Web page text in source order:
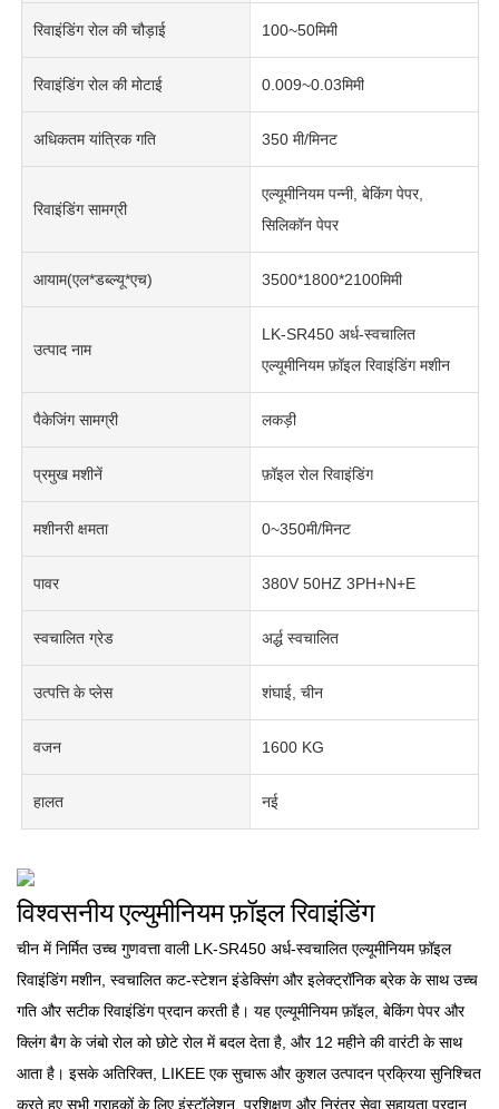
रिवाइंडिंग रोल की चौड़ाई 100~50मिमी
रिवाइंडिंग रोल की मोटाई 0.009~0.03मिमी
अधिकतम यांत्रिक गति 350 मी/मिनट
रिवाइंडिंग सामग्री
एल्यूमीनियम पन्नी, बेकिंग पेपर,
सिलिकॉन पेपर
आयाम(एल*डब्ल्यू*एच) 3500*1800*2100मिमी
उत्पाद नाम
LK-SR450 अर्ध-स्वचालित
एल्यूमीनियम फ़ॉइल रिवाइंडिंग मशीन
पैकेजिंग सामग्री लकड़ी
प्रमुख मशीनें फ़ॉइल रोल रिवाइंडिंग
मशीनरी क्षमता 0~350मी/मिनट
पावर 380V 50HZ 3PH+N+E
स्वचालित ग्रेड अर्द्ध स्वचालित
उत्पत्ति के प्लेस शंघाई, चीन
वजन 1600 KG
हालत नई
विश्वसनीय एल्युमीनियम फ़ॉइल रिवाइंडिंग
चीन में निर्मित उच्च गुणवत्ता वाली LK-SR450 अर्ध-स्वचालित एल्यूमीनियम फ़ॉइल
रिवाइंडिंग मशीन, स्वचालित कट-स्टेशन इंडेक्सिंग और इलेक्ट्रॉनिक ब्रेक के साथ उच्च
गति और सटीक रिवाइंडिंग प्रदान करती है। यह एल्यूमीनियम फ़ॉइल, बेकिंग पेपर और
क्लिंग बैग के जंबो रोल को छोटे रोल में बदल देता है, और 12 महीने की वारंटी के साथ
आता है। इसके अतिरिक्त, LIKEE एक सुचारू और कुशल उत्पादन प्रक्रिया सुनिश्चित
करते हुए सभी ग्राहकों के लिए इंस्टॉलेशन, प्रशिक्षण और निरंतर सेवा सहायता प्रदान